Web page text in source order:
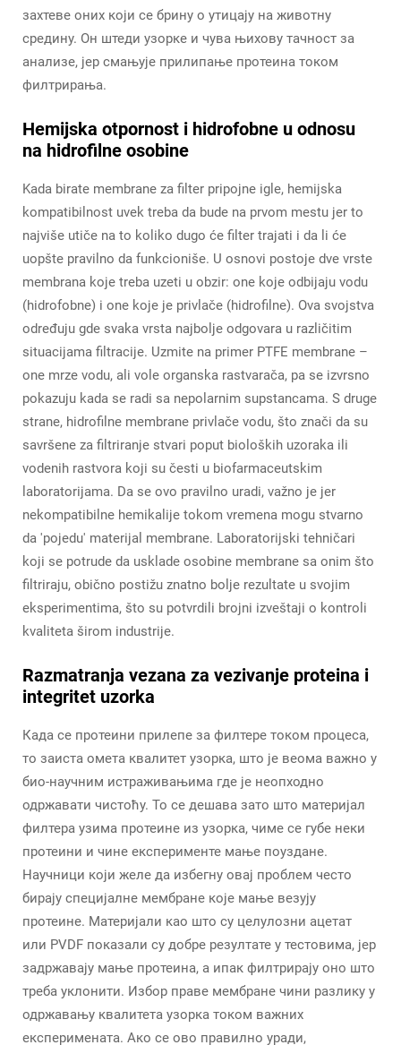
захтеве оних који се брину о утицају на животну
средину. Он штеди узорке и чува њихову тачност за
анализе, јер смањује прилипање протеина током
филтрирања.
Hemijska otpornost i hidrofobne u odnosu
na hidrofilne osobine
Kada birate membrane za filter pripojne igle, hemijska
kompatibilnost uvek treba da bude na prvom mestu jer to
najviše utiče na to koliko dugo će filter trajati i da li će
uopšte pravilno da funkcioniše. U osnovi postoje dve vrste
membrana koje treba uzeti u obzir: one koje odbijaju vodu
(hidrofobne) i one koje je privlače (hidrofilne). Ova svojstva
određuju gde svaka vrsta najbolje odgovara u različitim
situacijama filtracije. Uzmite na primer PTFE membrane –
one mrze vodu, ali vole organska rastvarača, pa se izvrsno
pokazuju kada se radi sa nepolarnim supstancama. S druge
strane, hidrofilne membrane privlače vodu, što znači da su
savršene za filtriranje stvari poput bioloških uzoraka ili
vodenih rastvora koji su česti u biofarmaceutskim
laboratorijama. Da se ovo pravilno uradi, važno je jer
nekompatibilne hemikalije tokom vremena mogu stvarno
da 'pojedu' materijal membrane. Laboratorijski tehničari
koji se potrude da usklade osobine membrane sa onim što
filtriraju, obično postižu znatno bolje rezultate u svojim
eksperimentima, što su potvrdili brojni izveštaji o kontroli
kvaliteta širom industrije.
Razmatranja vezana za vezivanje proteina i
integritet uzorka
Када се протеини прилепе за филтере током процеса,
то заиста омета квалитет узорка, што је веома важно у
био-научним истраживањима где је неопходно
одржавати чистоћу. То се дешава зато што материјал
филтера узима протеине из узорка, чиме се губе неки
протеини и чине експерименте мање поуздане.
Научници који желе да избегну овај проблем често
бирају специјалне мембране које мање везују
протеине. Материјали као што су целулозни ацетат
или PVDF показали су добре резултате у тестовима, јер
задржавају мање протеина, а ипак филтрирају оно што
треба уклонити. Избор праве мембране чини разлику у
одржавању квалитета узорка током важних
експеримената. Ако се ово правилно уради,